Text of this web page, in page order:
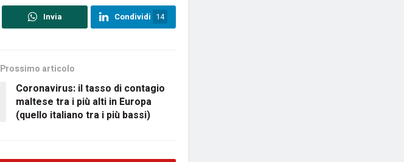
Invia Condividi 14
Prossimo articolo
Coronavirus: il tasso di contagio
maltese tra i più alti in Europa
(quello italiano tra i più bassi)